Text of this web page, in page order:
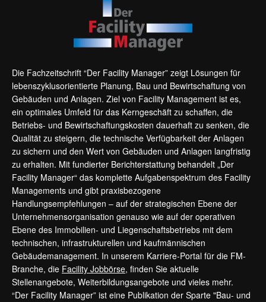
Die Fachzeitschrift “Der Facility Manager” zeigt Lösungen für
lebenszyklusorientierte Planung, Bau und Bewirtschaftung von
Gebäuden und Anlagen. Ziel von Facility Management ist es,
ein optimales Umfeld für das Kerngeschäft zu schaffen, die
Betriebs- und Bewirtschaftungskosten dauerhaft zu senken, die
Qualität zu steigern, die technische Verfügbarkeit der Anlagen
zu sichern und den Wert von Gebäuden und Anlagen langfristig
zu erhalten. Mit fundierter Berichterstattung behandelt „Der
Facility Manager“ das komplette Aufgabenspektrum des Facility
Managements und gibt praxisbezogene
Handlungsempfehlungen – auf der strategischen Ebene der
Unternehmensorganisation genauso wie auf der operativen
Ebene des Immobilien- und Liegenschaftsbetriebs mit dem
technischen, infrastrukturellen und kaufmännischen
Gebäudemanagement. In unserem Karriere-Portal für die FM-
Branche, die Facility Jobbörse, finden Sie aktuelle
Stellenangebote, Weiterbildungsangebote und vieles mehr.
“Der Facility Manager” ist eine Publikation der Sparte "Bau- und